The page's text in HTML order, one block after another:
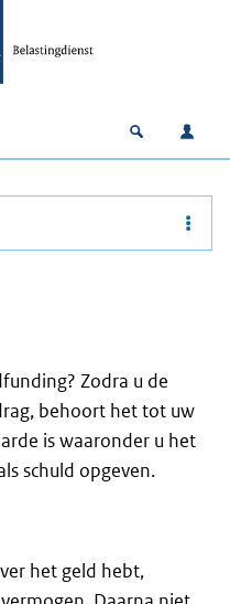
Open
Zodra u de
behoort het tot uw
is waaronder u het
schuld opgeven.
het geld hebt,